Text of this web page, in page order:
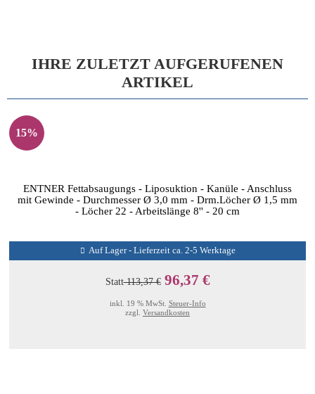
IHRE ZULETZT AUFGERUFENEN
ARTIKEL
15%
ENTNER Fettabsaugungs - Liposuktion - Kanüle - Anschluss
mit Gewinde - Durchmesser Ø 3,0 mm - Drm.Löcher Ø 1,5 mm
- Löcher 22 - Arbeitslänge 8'' - 20 cm
Auf Lager - Lieferzeit ca. 2-5 Werktage
Statt113,37 € 96,37 €
inkl. 19 % MwSt. Steuer-Info
zzgl. Versandkosten